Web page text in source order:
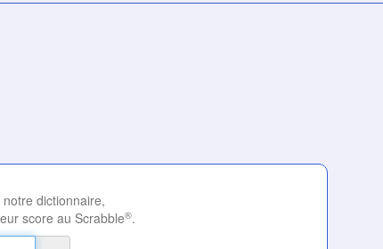
dictionnaire,
score au Scrabble®.